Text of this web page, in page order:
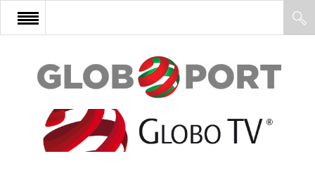
FŐOLDAL
AFRIKA